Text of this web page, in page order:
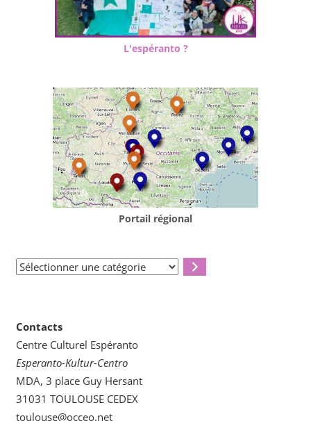
L'espéranto ?
Portail régional
Sélectionner
Contacts
Centre Culturel Espéranto
Esperanto-Kultur-Centro
MDA, 3 place Guy Hersant
31031 TOULOUSE CEDEX
toulouse@occeo.net